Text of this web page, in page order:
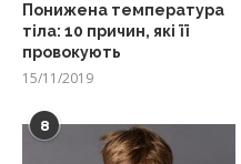
Понижена температура
тіла: 10 причин, які її
провокують
15/11/2019
8